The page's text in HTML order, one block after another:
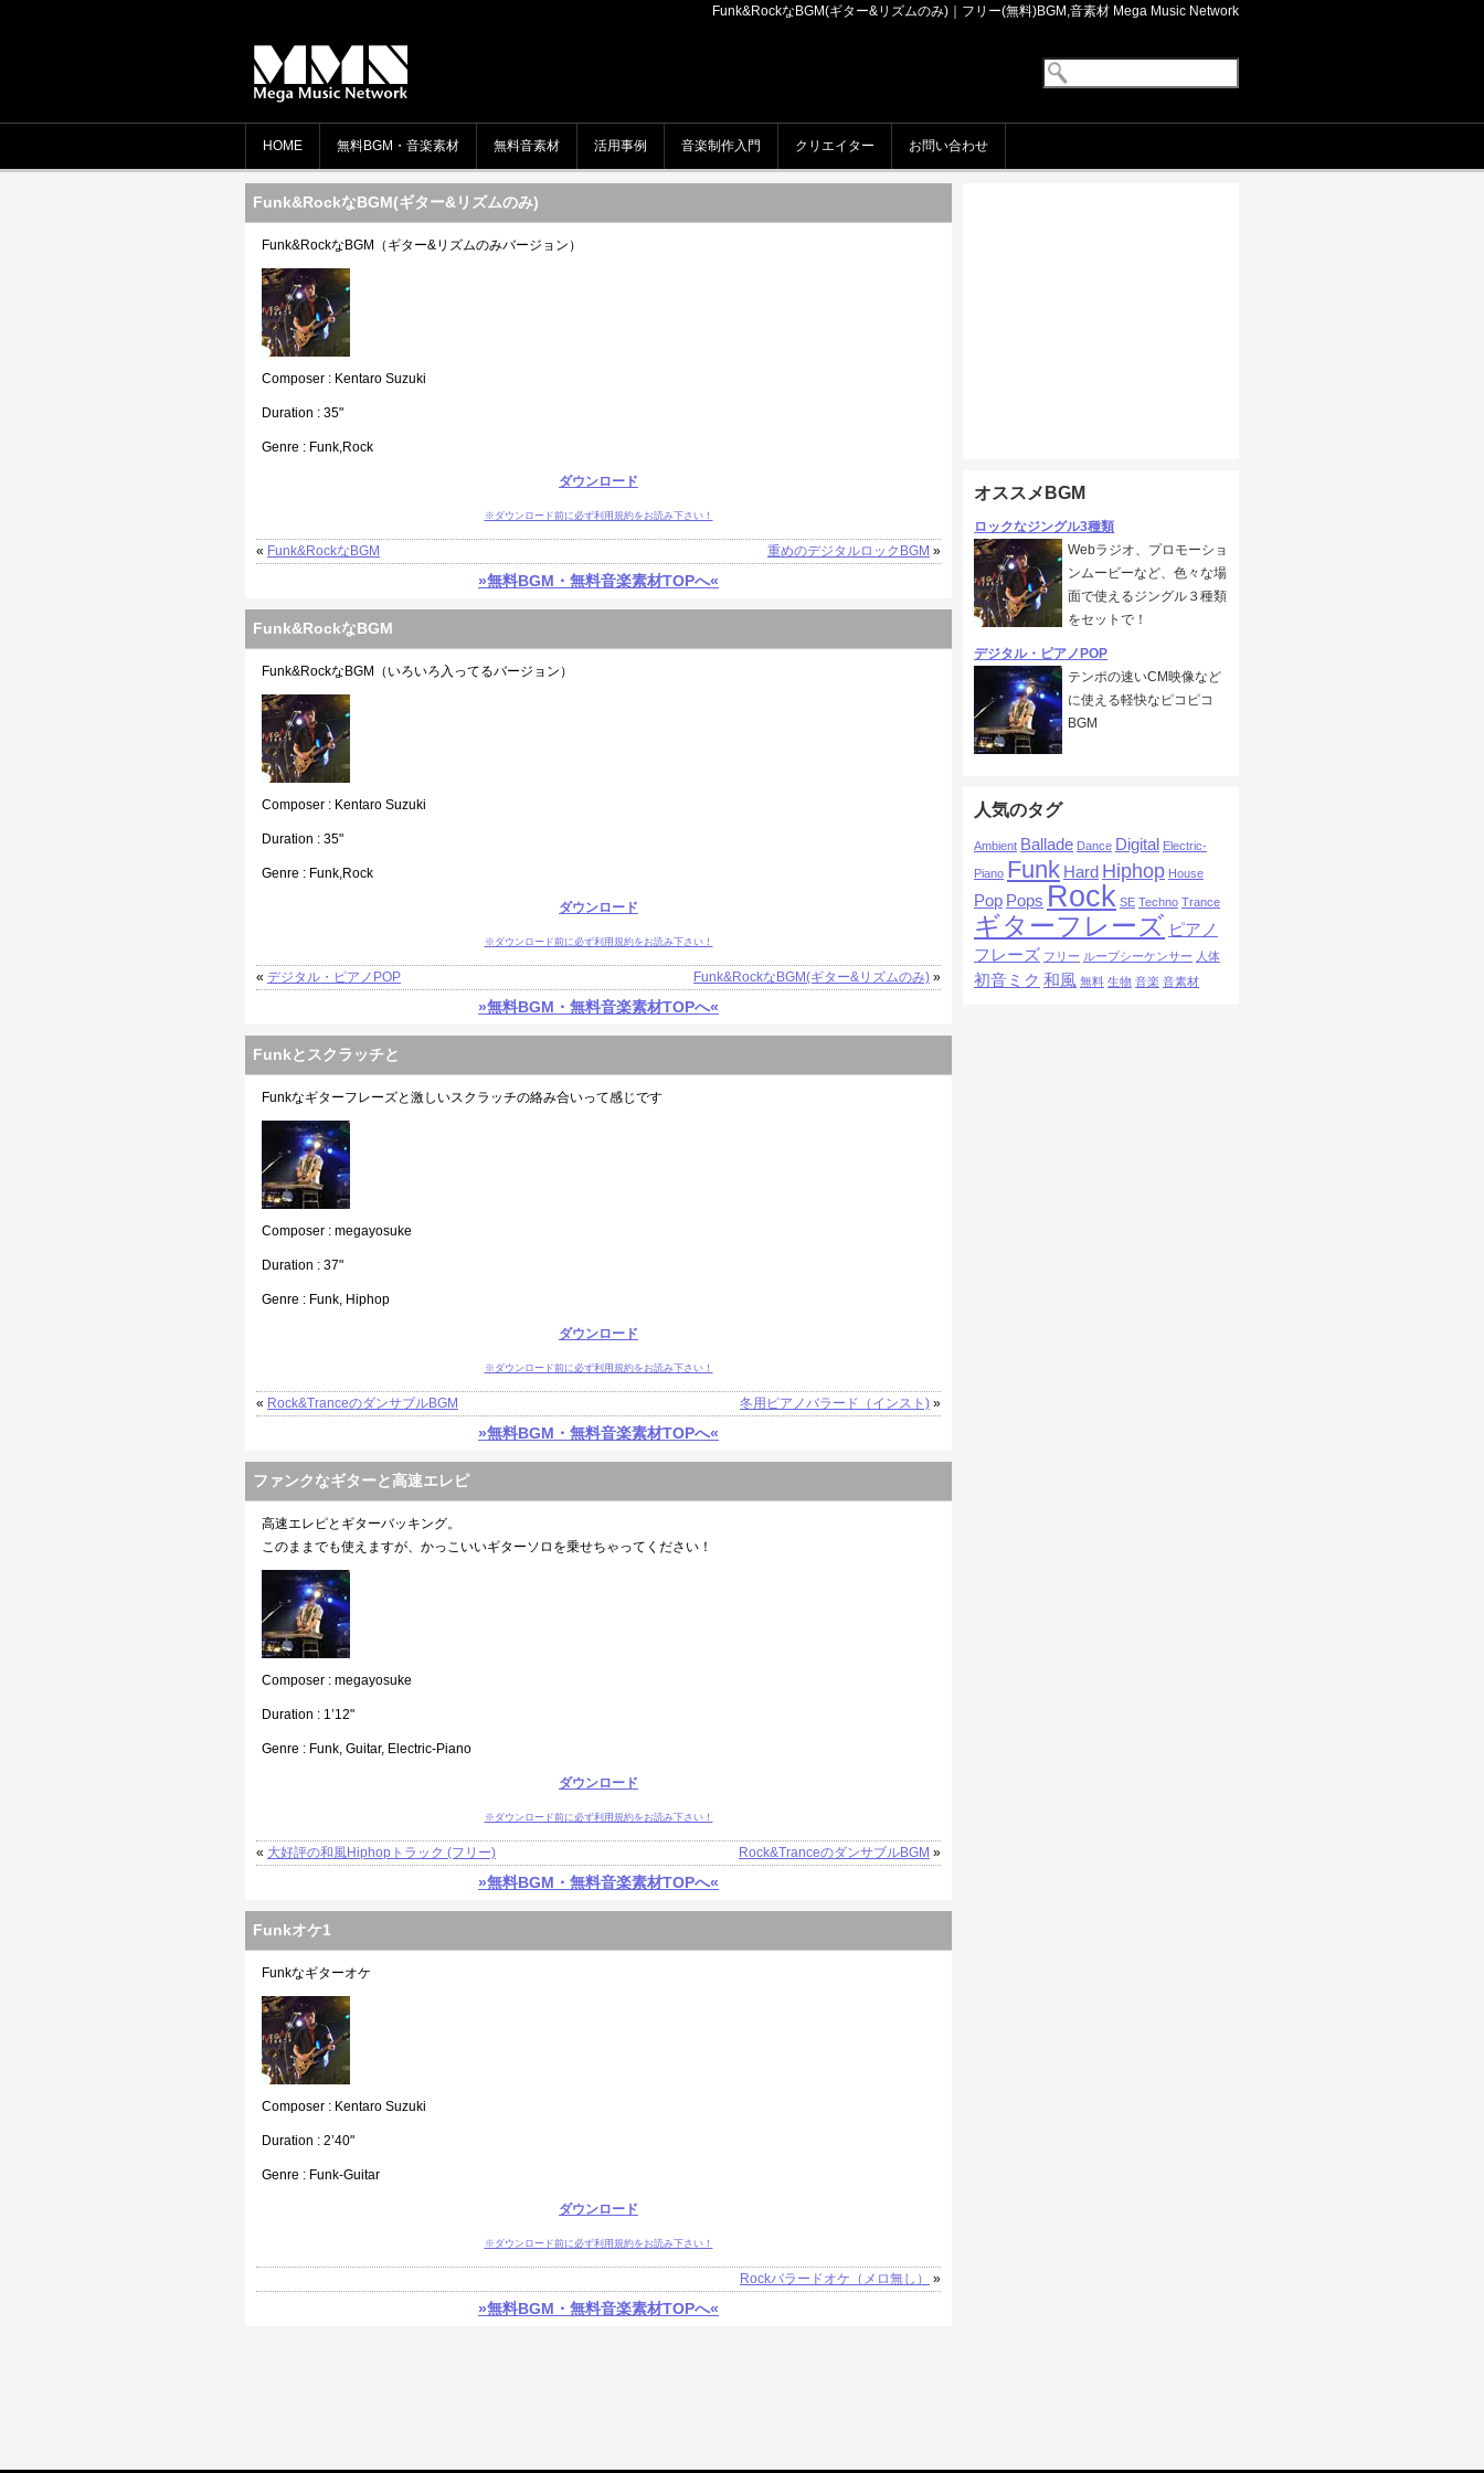
Funk&RockなBGM(ギター&リズムのみ)｜フリー(無料)BGM,音素材 Mega Music Network
HOME 無料BGM・音楽素材 無料音素材 活用事例 音楽制作入門 クリエイター お問い合わせ
Funk&RockなBGM(ギター&リズムのみ)
Funk&RockなBGM（ギター&リズムのみバージョン）
Composer : Kentaro Suzuki
Duration : 35"
Genre : Funk,Rock
ダウンロード
※ダウンロード前に必ず利用規約をお読み下さい！
« Funk&RockなBGM 重めのデジタルロックBGM »
»無料BGM・無料音楽素材TOPへ«
Funk&RockなBGM
Funk&RockなBGM（いろいろ入ってるバージョン）
Composer : Kentaro Suzuki
Duration : 35"
Genre : Funk,Rock
ダウンロード
※ダウンロード前に必ず利用規約をお読み下さい！
« デジタル・ピアノPOP Funk&RockなBGM(ギター&リズムのみ) »
»無料BGM・無料音楽素材TOPへ«
Funkとスクラッチと
Funkなギターフレーズと激しいスクラッチの絡み合いって感じです
Composer : megayosuke
Duration : 37"
Genre : Funk, Hiphop
ダウンロード
※ダウンロード前に必ず利用規約をお読み下さい！
« Rock&TranceのダンサブルBGM 冬用ピアノバラード（インスト) »
»無料BGM・無料音楽素材TOPへ«
ファンクなギターと高速エレピ
高速エレピとギターバッキング。
このままでも使えますが、かっこいいギターソロを乗せちゃってください！
Composer : megayosuke
Duration : 1’12"
Genre : Funk, Guitar, Electric-Piano
ダウンロード
※ダウンロード前に必ず利用規約をお読み下さい！
« 大好評の和風Hiphopトラック (フリー) Rock&TranceのダンサブルBGM »
»無料BGM・無料音楽素材TOPへ«
Funkオケ1
Funkなギターオケ
Composer : Kentaro Suzuki
Duration : 2’40"
Genre : Funk-Guitar
ダウンロード
※ダウンロード前に必ず利用規約をお読み下さい！
Rockバラードオケ（メロ無し） »
»無料BGM・無料音楽素材TOPへ«
オススメBGM
ロックなジングル3種類
Webラジオ、プロモーショ
ンムービーなど、色々な場
面で使えるジングル３種類
をセットで！
デジタル・ピアノPOP
テンポの速いCM映像など
に使える軽快なピコピコ
BGM
人気のタグ
Ambient Ballade Dance Digital Electric-
Piano Funk Hard Hiphop House
Pop Pops Rock SE Techno Trance
ギターフレーズ ピアノ
フレーズ フリー ループシーケンサー 人体
初音ミク 和風 無料 生物 音楽 音素材